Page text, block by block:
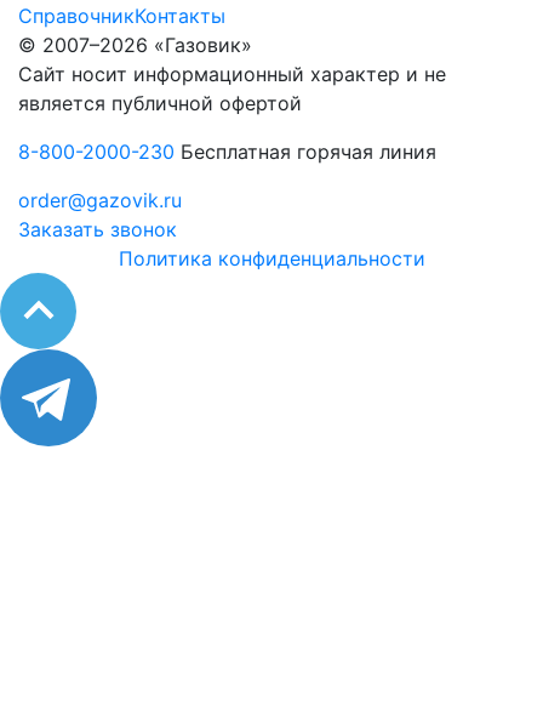
СправочникКонтакты
© 2007–2026 «Газовик»
Сайт носит информационный характер и не
является публичной офертой
8-800-2000-230 Бесплатная горячая линия
order@gazovik.ru
Заказать звонок
Политика конфиденциальности